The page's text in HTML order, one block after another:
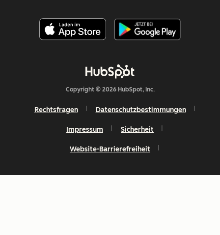
Copyright © 2026 HubSpot, Inc.
Rechtsfragen Datenschutzbestimmungen
Impressum Sicherheit
Website-Barrierefreiheit